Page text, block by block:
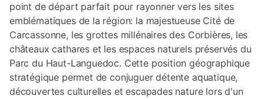
point de départ parfait pour rayonner vers les sites
emblématiques de la région: la majestueuse Cité de
Carcassonne, les grottes millénaires des Corbières, les
châteaux cathares et les espaces naturels préservés du
Parc du Haut-Languedoc. Cette position géographique
stratégique permet de conjuguer détente aquatique,
découvertes culturelles et escapades nature lors d'un